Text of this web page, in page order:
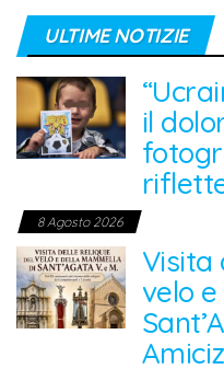
ULTIME NOTIZIE
il
8 Agosto 2026
Visita
velo